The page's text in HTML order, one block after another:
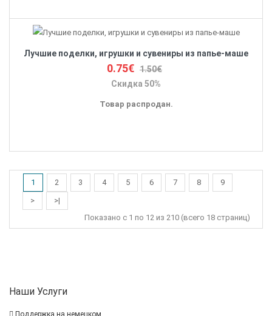
Лучшие поделки, игрушки и сувениры из папье-маше
0.75€ 1.50€
Скидка 50%
Товар распродан.
1 2 3 4 5 6 7 8
9
>
>|
Показано с 1 по 12 из 210 (всего 18 страниц)
Наши Услуги
Поддержка на немецком